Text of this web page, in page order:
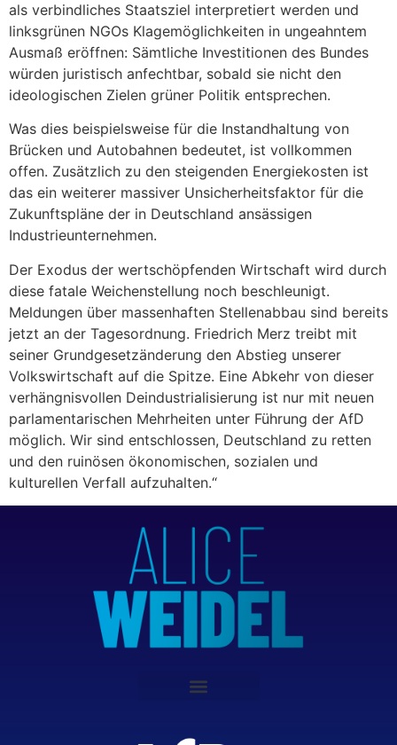
als verbindliches Staatsziel interpretiert werden und
linksgrünen NGOs Klagemöglichkeiten in ungeahntem
Ausmaß eröffnen: Sämtliche Investitionen des Bundes
würden juristisch anfechtbar, sobald sie nicht den
ideologischen Zielen grüner Politik entsprechen.
Was dies beispielsweise für die Instandhaltung von
Brücken und Autobahnen bedeutet, ist vollkommen
offen. Zusätzlich zu den steigenden Energiekosten ist
das ein weiterer massiver Unsicherheitsfaktor für die
Zukunftspläne der in Deutschland ansässigen
Industrieunternehmen.
Der Exodus der wertschöpfenden Wirtschaft wird durch
diese fatale Weichenstellung noch beschleunigt.
Meldungen über massenhaften Stellenabbau sind bereits
jetzt an der Tagesordnung. Friedrich Merz treibt mit
seiner Grundgesetzänderung den Abstieg unserer
Volkswirtschaft auf die Spitze. Eine Abkehr von dieser
verhängnisvollen Deindustrialisierung ist nur mit neuen
parlamentarischen Mehrheiten unter Führung der AfD
möglich. Wir sind entschlossen, Deutschland zu retten
und den ruinösen ökonomischen, sozialen und
kulturellen Verfall aufzuhalten.“